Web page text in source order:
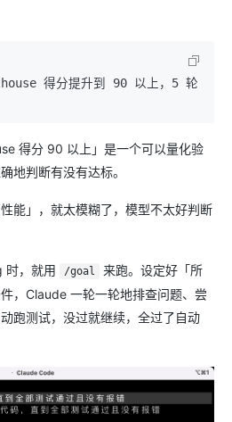
得分提升到 90 以上，5 轮
得分 90 以上」是一个可以量化验
地判断有没有达标。
能」，就太模糊了，模型不太好判断
时，就用 /goal
来跑。设定好「所
，Claude 一轮一轮地排查问题、尝
跑测试，没过就继续，全过了自动